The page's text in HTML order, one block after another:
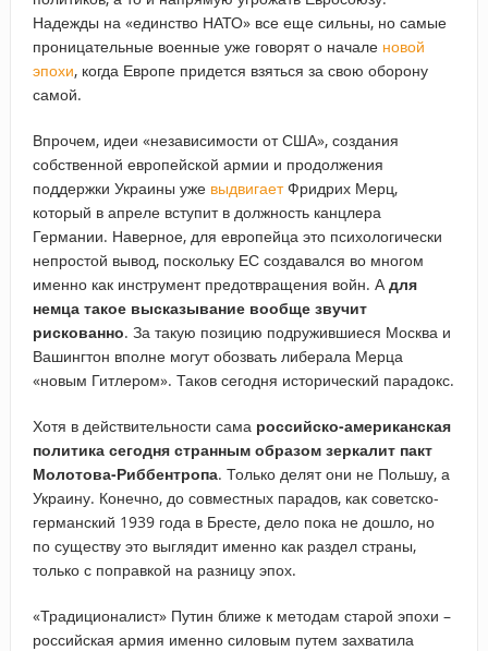
Надежды на «единство НАТО» все еще сильны, но самые
проницательные военные уже говорят о начале новой
эпохи, когда Европе придется взяться за свою оборону
самой.
Впрочем, идеи «независимости от США», создания
собственной европейской армии и продолжения
поддержки Украины уже выдвигаетФридрих Мерц,
который в апреле вступит в должность канцлера
Германии. Наверное, для европейца это психологически
непростой вывод, поскольку ЕС создавался во многом
именно как инструмент предотвращения войн. Адля
немца такое высказывание вообще звучит
рискованно. За такую позицию подружившиеся Москва и
Вашингтон вполне могут обозвать либерала Мерца
«новым Гитлером». Таков сегодня исторический парадокс.
Хотя в действительности сама российско-американская
политика сегодня странным образом зеркалит пакт
Молотова-Риббентропа. Только делят они не Польшу, а
Украину. Конечно, до совместных парадов, как советско-
германский 1939 года в Бресте, дело пока не дошло, но
по существу это выглядит именно как раздел страны,
только с поправкой на разницу эпох.
«Традиционалист» Путин ближе к методам старой эпохи –
российская армия именно силовым путем захватила